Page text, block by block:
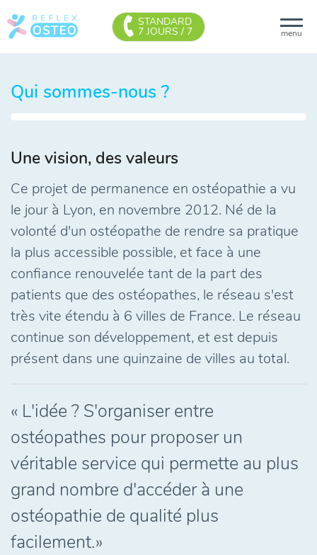
menu
STANDARD
7 JOURS / 7
Qui sommes-nous ?
Une vision, des valeurs
Ce projet de permanence en ostéopathie a vu
le jour à Lyon, en novembre 2012. Né de la
volonté d'un ostéopathe de rendre sa pratique
la plus accessible possible, et face à une
confiance renouvelée tant de la part des
patients que des ostéopathes, le réseau s'est
très vite étendu à 6 villes de France. Le réseau
continue son développement, et est depuis
présent dans une quinzaine de villes au total.
« L'idée ? S'organiser entre
ostéopathes pour proposer un
véritable service qui permette au plus
grand nombre d'accéder à une
ostéopathie de qualité plus
facilement.»